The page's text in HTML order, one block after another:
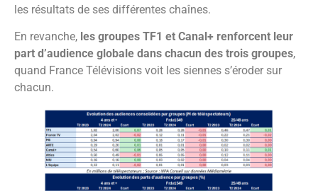
les résultats de ses différentes chaînes.
En revanche, les groupes TF1 et Canal+ renforcent leur
part d’audience globale dans chacun des trois groupes,
quand France Télévisions voit les siennes s’éroder sur
chacun.